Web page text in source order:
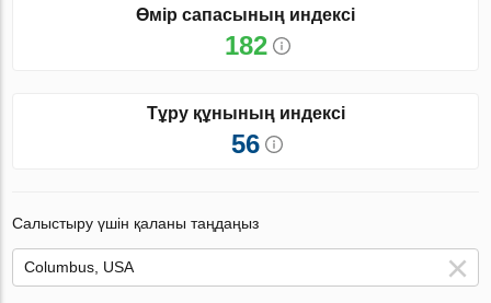
Өмір сапасының индексі
182
Тұру құнының индексі
56
Салыстыру үшін қаланы таңдаңыз